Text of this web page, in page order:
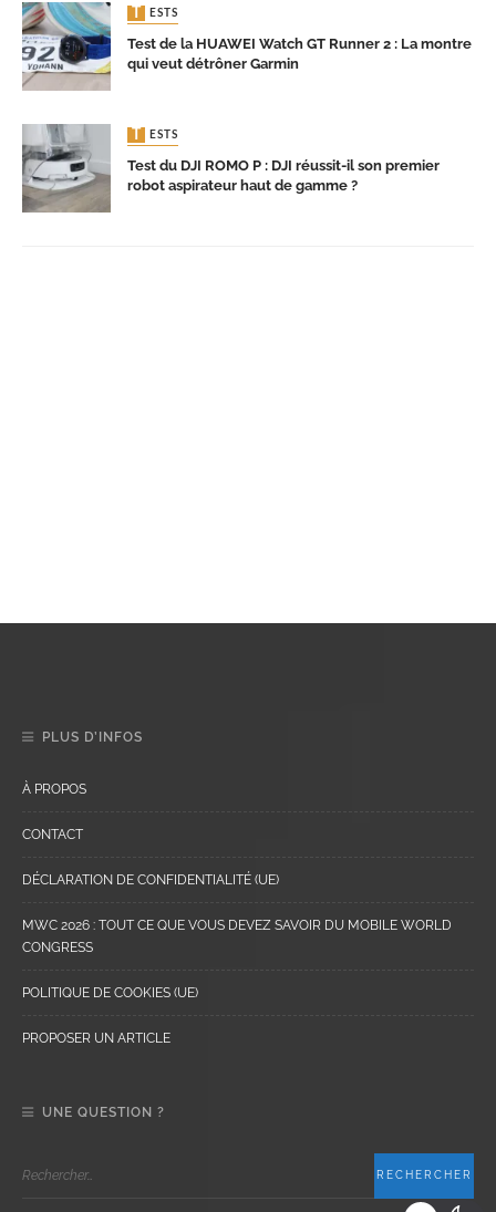
TESTS
Test de la HUAWEI Watch GT Runner 2 : La montre
qui veut détrôner Garmin
TESTS
Test du DJI ROMO P : DJI réussit-il son premier
robot aspirateur haut de gamme ?
PLUS D’INFOS
À PROPOS
CONTACT
DÉCLARATION DE CONFIDENTIALITÉ (UE)
MWC 2026 : TOUT CE QUE VOUS DEVEZ SAVOIR DU MOBILE WORLD
CONGRESS
POLITIQUE DE COOKIES (UE)
PROPOSER UN ARTICLE
UNE QUESTION ?